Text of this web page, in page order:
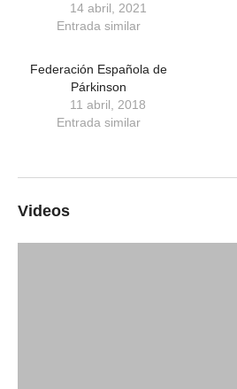
14 abril, 2021
Entrada similar
Federación Española de
Párkinson
11 abril, 2018
Entrada similar
Videos